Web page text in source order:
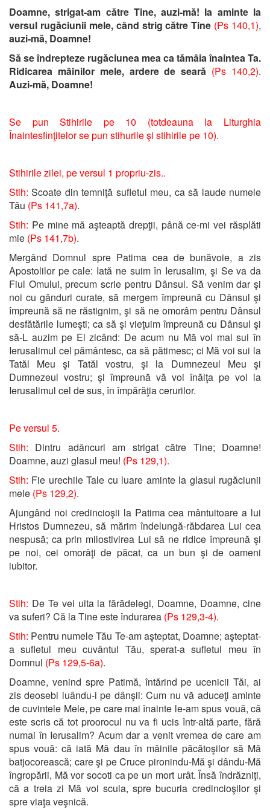
Doamne, strigat-am către Tine, auzi-mă! Ia aminte la
versul rugăciunii mele, când strig către Tine (Ps 140,1),
auzi-mă, Doamne!
Să se îndrepteze rugăciunea mea ca tămâia înaintea Ta.
Ridicarea mâinilor mele, ardere de seară (Ps 140,2).
Auzi-mă, Doamne!
Se pun Stihirile pe 10 (totdeauna la Liturghia
Înaintesfinţitelor se pun stihurile şi stihirile pe 10).
Stihirile zilei, pe versul 1 propriu-zis..
Stih: Scoate din temniţă sufletul meu, ca să laude numele
Tău (Ps 141,7a).
Stih: Pe mine mă aşteaptă drepţii, până ce-mi vei răsplăti
mie (Ps 141,7b).
Mergând Domnul spre Patima cea de bunăvoie, a zis
Apostolilor pe cale: Iată ne suim în Ierusalim, şi Se va da
Fiul Omului, precum scrie pentru Dânsul. Să venim dar şi
noi cu gânduri curate, să mergem împreună cu Dânsul şi
împreună să ne răstignim, şi să ne omorâm pentru Dânsul
desfătările lumeşti; ca să şi vieţuim împreună cu Dânsul şi
să-L auzim pe El zicând: De acum nu Mă voi mai sui în
Ierusalimul cel pământesc, ca să pătimesc; ci Mă voi sui la
Tatăl Meu şi Tatăl vostru, şi la Dumnezeul Meu şi
Dumnezeul vostru; şi împreună vă voi înălţa pe voi la
Ierusalimul cel de sus, în împărăţia cerurilor.
Pe versul 5.
Stih: Dintru adâncuri am strigat către Tine; Doamne!
Doamne, auzi glasul meu! (Ps 129,1).
Stih: Fie urechile Tale cu luare aminte la glasul rugăciunii
mele (Ps 129,2).
Ajungând noi credincioşii la Patima cea mântuitoare a lui
Hristos Dumnezeu, să mărim îndelungă-răbdarea Lui cea
nespusă; ca prin milostivirea Lui să ne ridice împreună şi
pe noi, cei omorâţi de păcat, ca un bun şi de oameni
iubitor.
Stih: De Te vei uita la fărădelegi, Doamne, Doamne, cine
va suferi? Că la Tine este îndurarea (Ps 129,3-4).
Stih: Pentru numele Tău Te-am aşteptat, Doamne; aşteptat-
a sufletul meu cuvântul Tău, sperat-a sufletul meu în
Domnul (Ps 129,5-6a).
Doamne, venind spre Patimă, întărind pe ucenicii Tăi, ai
zis deosebi luându-i pe dânşii: Cum nu vă aduceţi aminte
de cuvintele Mele, pe care mai înainte le-am spus vouă, că
este scris că tot proorocul nu va fi ucis într-altă parte, fără
numai în Ierusalim? Acum dar a venit vremea de care am
spus vouă: că iată Mă dau în mâinile păcătoşilor să Mă
batjocorească; care şi pe Cruce pironindu-Mă şi dându-Mă
îngropării, Mă vor socoti ca pe un mort urât. Însă îndrăzniţi,
că a treia zi Mă voi scula, spre bucuria credincioşilor şi
spre viaţa veşnică.